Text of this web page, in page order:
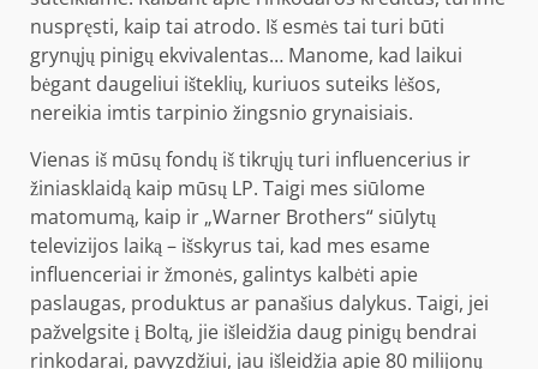
nuspręsti, kaip tai atrodo. Iš esmės tai turi būti
grynųjų pinigų ekvivalentas… Manome, kad laikui
bėgant daugeliui išteklių, kuriuos suteiks lėšos,
nereikia imtis tarpinio žingsnio grynaisiais.
Vienas iš mūsų fondų iš tikrųjų turi influencerius ir
žiniasklaidą kaip mūsų LP. Taigi mes siūlome
matomumą, kaip ir „Warner Brothers“ siūlytų
televizijos laiką – išskyrus tai, kad mes esame
influenceriai ir žmonės, galintys kalbėti apie
paslaugas, produktus ar panašius dalykus. Taigi, jei
pažvelgsite į Boltą, jie išleidžia daug pinigų bendrai
rinkodarai, pavyzdžiui, jau išleidžia apie 80 milijonų